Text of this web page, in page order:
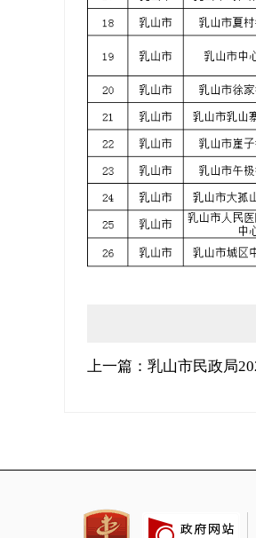
上一篇：乳山市民政局